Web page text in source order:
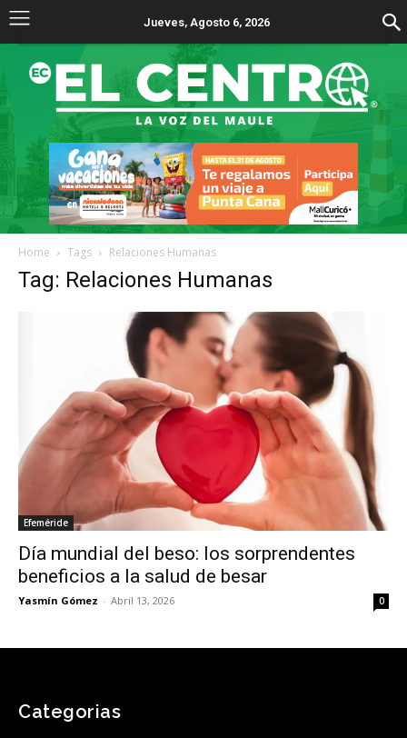
Jueves, Agosto 6, 2026
Home Tags Relaciones Humanas
Tag: Relaciones Humanas
Efeméride
Día mundial del beso: los sorprendentes
beneficios a la salud de besar
Yasmín Gómez - Abril 13, 2026 0
Categorias